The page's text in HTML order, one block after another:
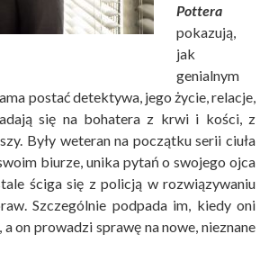
Pottera
pokazują,
jak
genialnym
postać detektywa, jego życie, relacje,
się na bohatera z krwi i kości, z
Były weteran na początku serii ciuła
biurze, unika pytań o swojego ojca
ściga się z policją w rozwiązywaniu
Szczególnie podpada im, kiedy oni
on prowadzi sprawę na nowe, nieznane